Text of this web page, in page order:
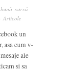
sursă
Articole
un
asa cum v-
ale
si sa